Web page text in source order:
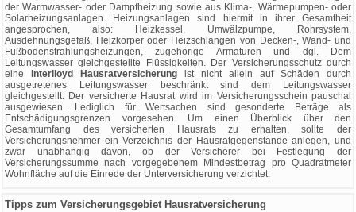
der Warmwasser- oder Dampfheizung sowie aus Klima-, Wärmepumpen- oder
Solarheizungsanlagen. Heizungsanlagen sind hiermit in ihrer Gesamtheit
angesprochen, also: Heizkessel, Umwälzpumpe, Rohrsystem,
Ausdehnungsgefäß, Heizkörper oder Heizschlangen von Decken-, Wand- und
Fußbodenstrahlungsheizungen, zugehörige Armaturen und dgl. Dem
Leitungswasser gleichgestellte Flüssigkeiten. Der Versicherungsschutz durch
eine
Interlloyd Hausratversicherung ist nicht allein auf Schäden durch
ausgetretenes Leitungswasser beschränkt sind dem Leitungswasser
gleichgestellt: Der versicherte Hausrat wird im Versicherungsschein pauschal
ausgewiesen. Lediglich für Wertsachen sind gesonderte Beträge als
Entschädigungsgrenzen vorgesehen. Um einen Überblick über den
Gesamtumfang des versicherten Hausrats zu erhalten, sollte der
Versicherungsnehmer ein Verzeichnis der Hausratgegenstände anlegen, und
zwar unabhängig davon, ob der Versicherer bei Festlegung der
Versicherungssumme nach vorgegebenem Mindestbetrag pro Quadratmeter
Wohnfläche auf die Einrede der Unterversicherung verzichtet.
Tipps zum Versicherungsgebiet Hausratversicherung